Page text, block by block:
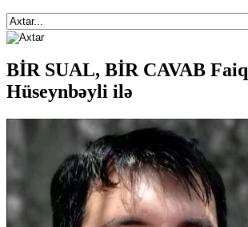
BİR SUAL, BİR CAVAB Faiq
Hüseynbəyli ilə